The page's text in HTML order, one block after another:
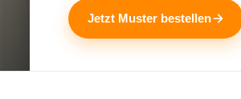
Jetzt Muster bestellen